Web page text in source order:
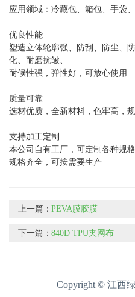
应用领域：冷藏包、箱包、手袋
优良性能
塑造立体轮廓强、防刮、防尘、
化、耐磨抗皱、
耐候性强，弹性好，可放心使用
质量可靠
选材优质，全新材料，色牢高，
支持加工定制
本公司自有工厂，可定制各种规
规格齐全，可按需要生产
上一篇：PEVA膜胶膜
下一篇：840D TPU夹网布
Copyright © 江西